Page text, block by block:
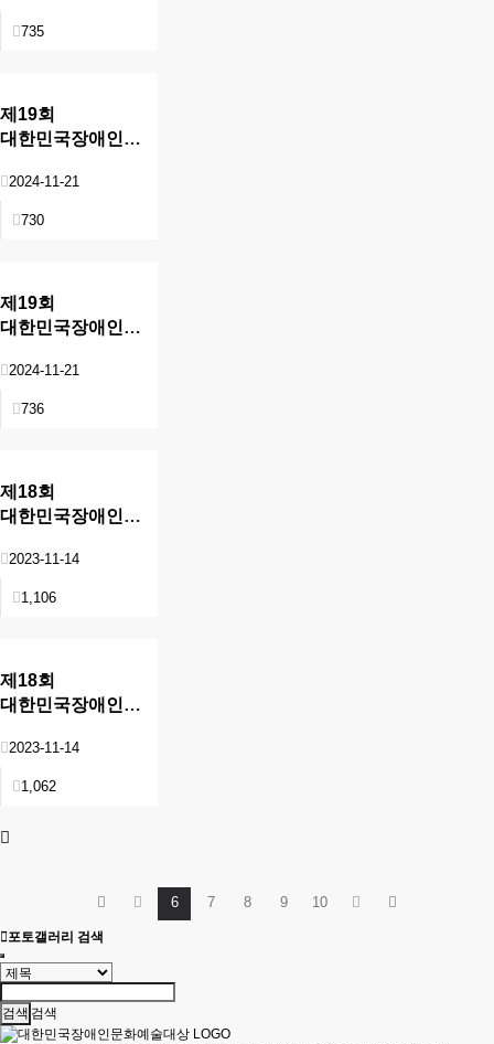
735
제19회
대한민국장애인문화예술대상
2024-11-21
730
제19회
대한민국장애인문화예술대상
2024-11-21
736
제18회
대한민국장애인문화예술대상
2023-11-14
1,106
제18회
대한민국장애인문화예술대상
2023-11-14
1,062
6 7 8 9 10
포토갤러리 검색
검색